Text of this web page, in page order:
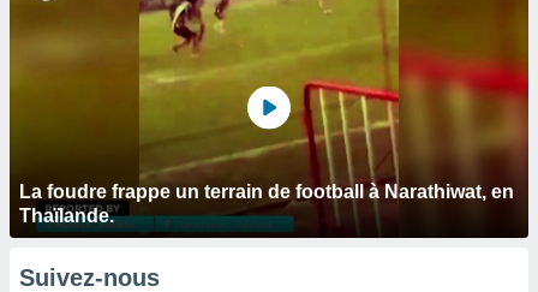
La foudre frappe un terrain de football à Narathiwat, en
Thaïlande.
Suivez-nous